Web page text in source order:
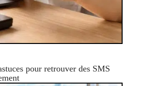
pour retrouver des SMS